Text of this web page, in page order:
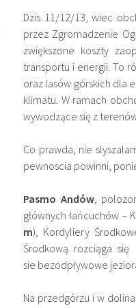
Dzis 11/12/13, wiec
przez Zgromadzenie
zwiększone koszty
transportu i energii. To
oraz lasów górskich dla
klimatu. W ramach
wywodzące się z
Co prawda, nie
pewnoscia powinni,
Pasmo Andów,
głównych łańcuchów –
m), Kordyliery
Środkową rozciąga się
sie bezodpływowe
Na przedgórzu i w